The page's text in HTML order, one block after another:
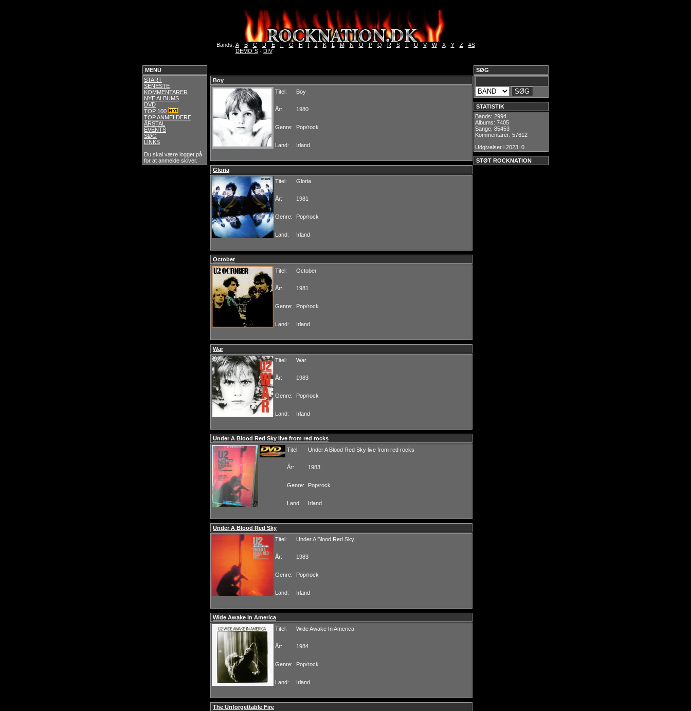
Bands: A- B- C- D- E- F- G - H - I - J - K- L - M- N - O - P- Q - R- S- T- U- V- W- X- Y- Z- #S
DEMO´S- DIV
MENU
START
SENESTE
KOMMENTARER
NYE ALBUMS
DVD
TOP 100
TOP ANMELDERE
ÅRSTAL
EVENTS
SØG
LINKS
Du skal være logget på
for at anmelde skiver.
SØG
STATISTIK
Bands: 2994
Albums: 7405
Sange: 85453
Kommentarer: 57612
Udgivelser i 2023: 0
STØT ROCKNATION
Boy
Titel:
Boy
År: 1980
Genre: Pop/rock
Land: Irland
Gloria
Titel:
Gloria
År: 1981
Genre: Pop/rock
Land: Irland
October
Titel:
October
År: 1981
Genre: Pop/rock
Land: Irland
War
Titel:
War
År: 1983
Genre: Pop/rock
Land: Irland
Under A Blood Red Sky live from red rocks
Titel:
Under A Blood Red Sky live from red rocks
År: 1983
Genre: Pop/rock
Land: Irland
Under A Blood Red Sky
Titel:
Under A Blood Red Sky
År: 1983
Genre: Pop/rock
Land: Irland
Wide Awake In America
Titel:
Wide Awake In America
År: 1984
Genre: Pop/rock
Land: Irland
The Unforgettable Fire